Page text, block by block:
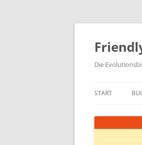
Zum
springen
Die
START